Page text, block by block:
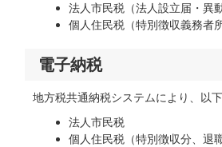
法人市民税（法人設立届・異
個人住民税（特別徴収義務者
電子納税
地方税共通納税システムにより、以
法人市民税
個人住民税（特別徴収分、退